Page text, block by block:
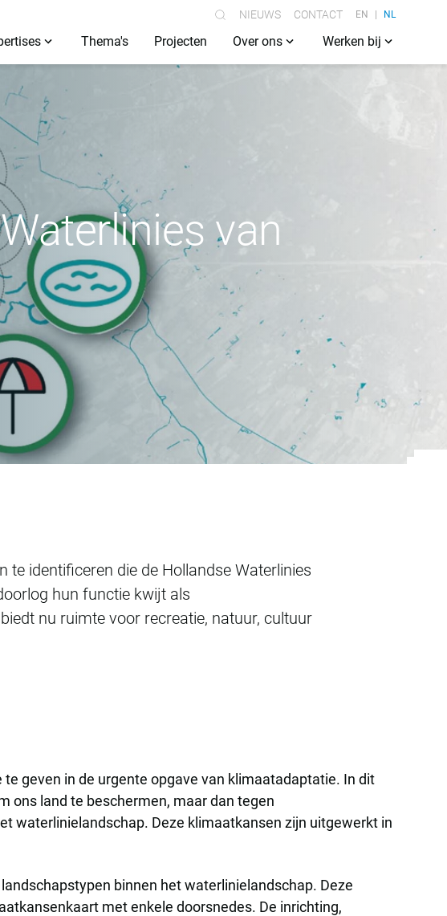
NIEUWS CONTACT EN NL
Thema's Projecten Over ons Werken bij
van
van Utrecht
identificeren die de Hollandse Waterlinies
hun functie kwijt als
nu ruimte voor recreatie, natuur, cultuur
geven in de urgente opgave van klimaatadaptatie. In dit
ons land te beschermen, maar dan tegen
waterlinielandschap. Deze klimaatkansen zijn uitgewerkt in
binnen het waterlinielandschap. Deze
met enkele doorsnedes. De inrichting,